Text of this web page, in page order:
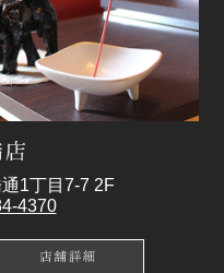
1丁目7-7 2F
4370